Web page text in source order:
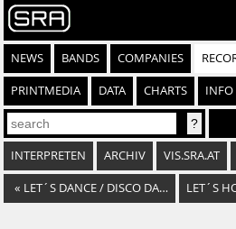
NEWS BANDS COMPANIES
PRINTMEDIA DATA CHARTS INFO
INTERPRETEN ARCHIV VIS.SRA.AT
« LET´S DANCE / DISCO DANCE